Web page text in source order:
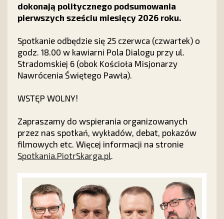
dokonają politycznego podsumowania
pierwszych sześciu miesięcy 2026 roku.
Spotkanie odbędzie się 25 czerwca (czwartek) o
godz. 18.00 w kawiarni Pola Dialogu przy ul.
Stradomskiej 6 (obok Kościoła Misjonarzy
Nawrócenia Świętego Pawła).
WSTĘP WOLNY!
Zapraszamy do wspierania organizowanych
przez nas spotkań, wykładów, debat, pokazów
filmowych etc. Więcej informacji na stronie
Spotkania.PiotrSkarga.pl